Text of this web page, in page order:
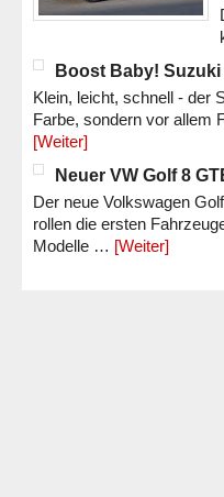
Boost Baby!
Klein, leicht, schnell - der
Farbe, sondern vor allem
[Weiter]
Neuer VW Golf 8
Der neue Volkswagen
rollen die ersten
Modelle … [Weiter]